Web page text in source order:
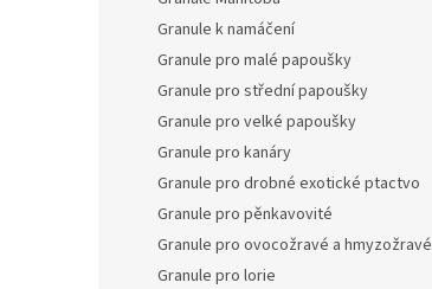
Granule k namáčení
Granule pro malé papoušky
Granule pro střední papoušky
Granule pro velké papoušky
Granule pro kanáry
Granule pro drobné exotické ptactvo
Granule pro pěnkavovité
Granule pro ovocožravé a hmyzožravé
Granule pro lorie